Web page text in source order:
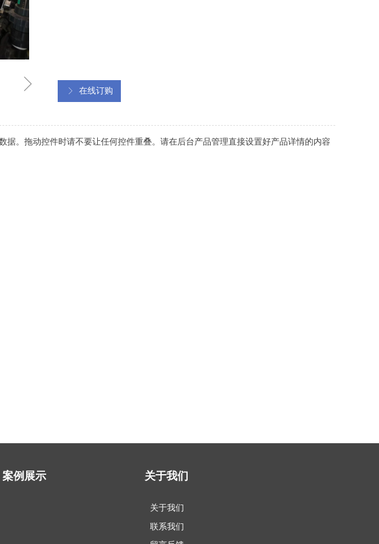
ꁇ ꁕ 在线订购
据。拖动控件时请不要让任何控件重叠。请在后台产品管理直接设置好产品详情的内容
案例展示 关于我们
关于我们
联系我们